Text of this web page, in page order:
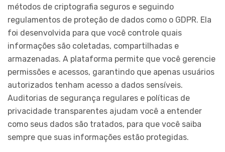
métodos de criptografia seguros e seguindo
regulamentos de proteção de dados como o GDPR. Ela
foi desenvolvida para que você controle quais
informações são coletadas, compartilhadas e
armazenadas. A plataforma permite que você gerencie
permissões e acessos, garantindo que apenas usuários
autorizados tenham acesso a dados sensíveis.
Auditorias de segurança regulares e políticas de
privacidade transparentes ajudam você a entender
como seus dados são tratados, para que você saiba
sempre que suas informações estão protegidas.